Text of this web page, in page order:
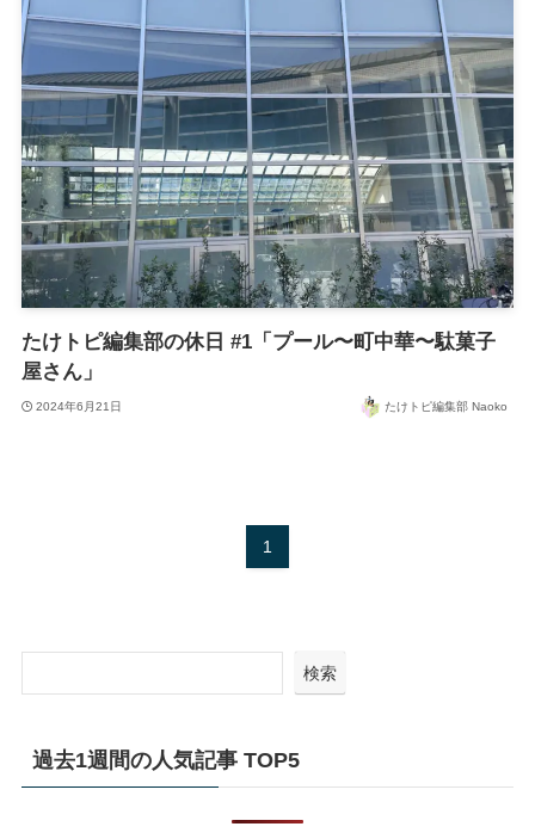
たけトピ編集部の休日 #1「プール〜町中華〜駄菓子
屋さん」
2024年6月21日 たけトピ編集部 Naoko
1
検索
過去1週間の人気記事 TOP5